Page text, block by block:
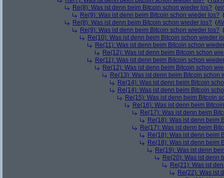
Re(8): Was ist denn beim Bitcoin schon wieder los? (
Re(9): Was ist denn beim Bitcoin schon wieder los? (
Re(8): Was ist denn beim Bitcoin schon wieder los? (
Re(9): Was ist denn beim Bitcoin schon wieder los? (
Re(10): Was ist denn beim Bitcoin schon wieder
Re(11): Was ist denn beim Bitcoin schon
Re(12): Was ist denn beim Bitcoin schon
Re(11): Was ist denn beim Bitcoin schon
Re(12): Was ist denn beim Bitcoin schon
Re(13): Was ist denn beim Bitcoin schon
Re(14): Was ist denn beim Bitcoin
Re(14): Was ist denn beim Bitcoin
Re(15): Was ist denn beim Bitcoin
Re(16): Was ist denn beim
Re(17): Was ist denn beim
Re(18): Was ist denn beim
Re(17): Was ist denn beim
Re(18): Was ist denn beim
Re(18): Was ist denn beim
Re(19): Was ist denn
Re(20): Was ist denn
Re(21): Was ist
Re(22): Was ist